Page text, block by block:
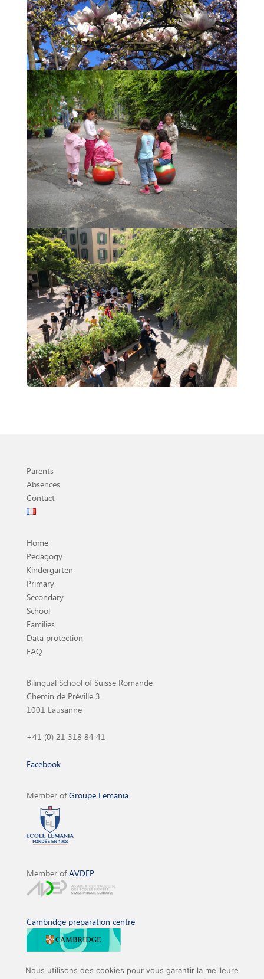
Parents
Absences
Contact
Home
Pedagogy
Kindergarten
Primary
Secondary
School
Families
Data protection
FAQ
Bilingual School of Suisse Romande
Chemin de Préville 3
1001 Lausanne
+41 (0) 21 318 84 41
Facebook
Member ofGroupe Lemania
Member ofAVDEP
Cambridge preparation centre
Nous utilisons des cookies pour vous garantir la meilleure